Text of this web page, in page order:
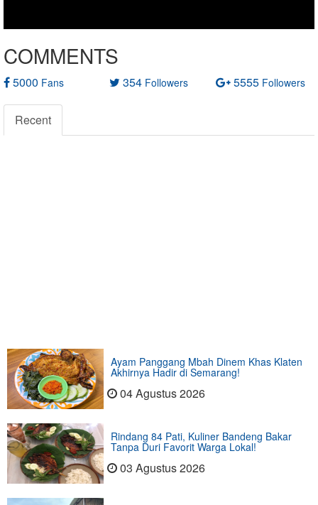
COMMENTS
5000 Fans 354 Followers 5555 Followers
Recent
Ayam Panggang Mbah Dinem Khas Klaten
Akhirnya Hadir di Semarang!
04 Agustus 2026
Rindang 84 Pati, Kuliner Bandeng Bakar
Tanpa Duri Favorit Warga Lokal!
03 Agustus 2026